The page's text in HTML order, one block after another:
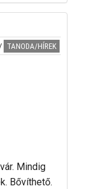
TANODA/HÍREK
Mindig
Bővíthető.